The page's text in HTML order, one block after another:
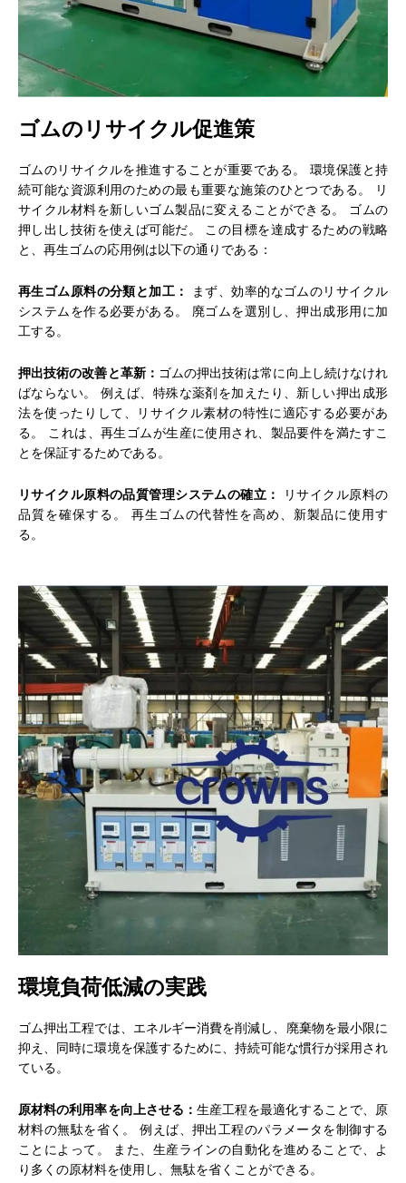
ゴムのリサイクル促進策
ゴムのリサイクルを推進することが重要である。 環境保護と持
続可能な資源利用のための最も重要な施策のひとつである。 リ
サイクル材料を新しいゴム製品に変えることができる。 ゴムの
押し出し技術を使えば可能だ。 この目標を達成するための戦略
と、再生ゴムの応用例は以下の通りである：
再生ゴム原料の分類と加工：
まず、効率的なゴムのリサイクル
システムを作る必要がある。 廃ゴムを選別し、押出成形用に加
工する。
押出技術の改善と革新： ゴムの押出技術は常に向上し続けなけれ
ばならない。 例えば、特殊な薬剤を加えたり、新しい押出成形
法を使ったりして、リサイクル素材の特性に適応する必要があ
る。 これは、再生ゴムが生産に使用され、製品要件を満たすこ
とを保証するためである。
リサイクル原料の品質管理システムの確立：
リサイクル原料の
品質を確保する。 再生ゴムの代替性を高め、新製品に使用す
る。
環境負荷低減の実践
ゴム押出工程では、エネルギー消費を削減し、廃棄物を最小限に
抑え、同時に環境を保護するために、持続可能な慣行が採用され
ている。
原材料の利用率を向上させる： 生産工程を最適化することで、原
材料の無駄を省く。 例えば、押出工程のパラメータを制御する
ことによって。 また、生産ラインの自動化を進めることで、よ
り多くの原材料を使用し、無駄を省くことができる。